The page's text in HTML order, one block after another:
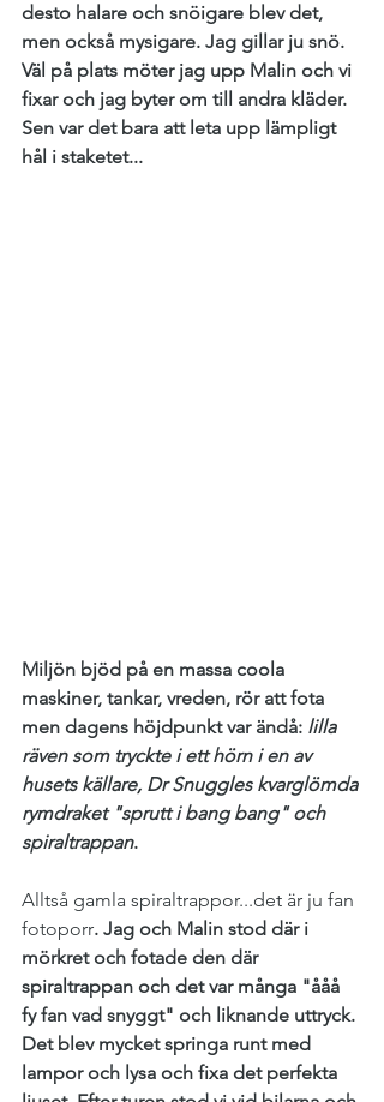
desto halare och snöigare blev det,
men också mysigare. Jag gillar ju snö.
Väl på plats möter jag upp Malin och vi
fixar och jag byter om till andra kläder.
Sen var det bara att leta upp lämpligt
hål i staketet...
Miljön bjöd på en massa coola
maskiner, tankar, vreden, rör att fota
men dagens höjdpunkt var ändå: lilla
räven som tryckte i ett hörn i en av
husets källare, Dr Snuggles kvarglömda
rymdraket "sprutt i bang bang" och
spiraltrappan.
Alltså gamla spiraltrappor...det är ju fan
fotoporr. Jag och Malin stod där i
mörkret och fotade den där
spiraltrappan och det var många "ååå
fy fan vad snyggt" och liknande uttryck.
Det blev mycket springa runt med
lampor och lysa och fixa det perfekta